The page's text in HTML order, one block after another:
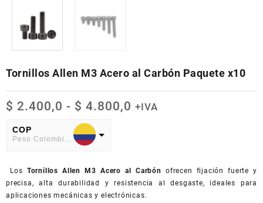
Tornillos Allen M3 Acero al Carbón Paquete x10
$ 2.400,0 - $ 4.800,0 Rango
hasta
$ 4.800,0
+IVA
COP
American Dollar
Los Tornillos Allen M3 Acero al Carbón
ofrecen fijación fuerte y
precisa, alta durabilidad y resistencia al desgaste, ideales para
aplicaciones mecánicas y electrónicas.